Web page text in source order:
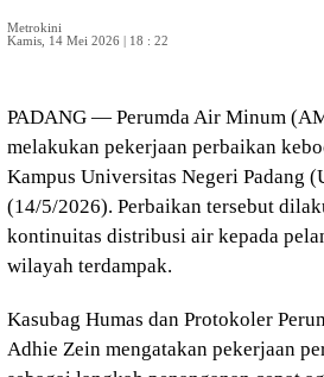
Metrokini
Kamis, 14 Mei 2026 | 18 : 22
PADANG — Perumda Air Minum
melakukan pekerjaan perbaikan
Kampus Universitas Negeri Padang
(14/5/2026). Perbaikan tersebut
kontinuitas distribusi air kepada
wilayah terdampak.
Kasubag Humas dan Protokoler
Adhie Zein mengatakan pekerjaan